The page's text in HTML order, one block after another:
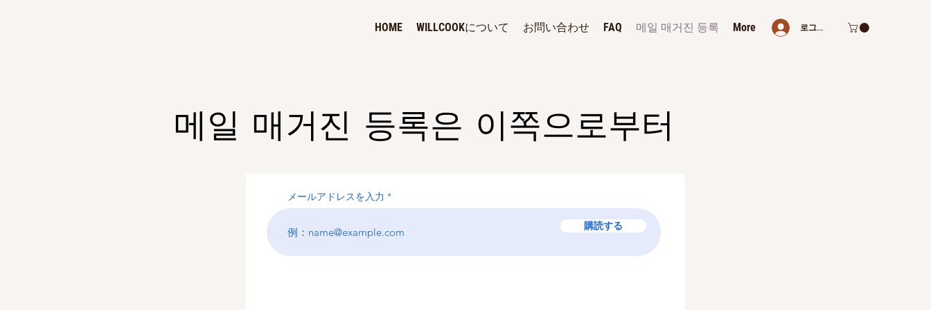
HOME WILLCOOKについて お問い合わせ FAQ 메일 매거진 등록 More 로그인
메일 매거진 등록은 이쪽으로부터
メールアドレスを入力
購読する